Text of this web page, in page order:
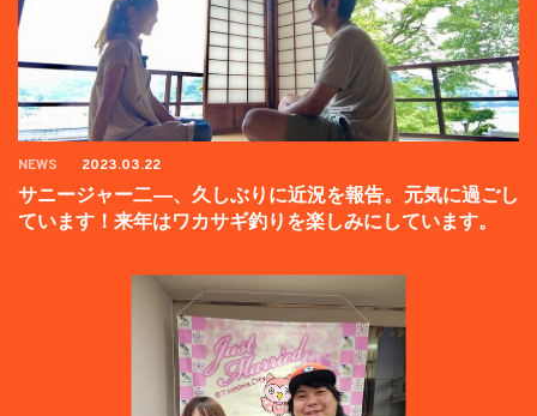
NEWS 2023.03.22
サニージャー二―、久しぶりに近況を報告。元気に過ごし
ています！来年はワカサギ釣りを楽しみにしています。